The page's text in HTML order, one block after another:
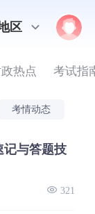
区
热点 考试指
考情动态
记与答题技
321